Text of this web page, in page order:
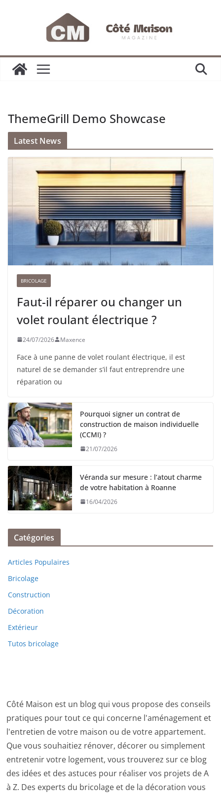
ThemeGrill Demo Showcase
Latest News
BRICOLAGE
Faut-il réparer ou changer un
volet roulant électrique ?
24/07/2026 Maxence
Face à une panne de volet roulant électrique, il est
naturel de se demander s’il faut entreprendre une
réparation ou
Pourquoi signer un contrat de
construction de maison individuelle
(CCMI) ?
21/07/2026
Véranda sur mesure : l’atout charme
de votre habitation à Roanne
16/04/2026
Catégories
Articles Populaires
Bricolage
Construction
Décoration
Extérieur
Tutos bricolage
Côté Maison est un blog qui vous propose des conseils
pratiques pour tout ce qui concerne l'aménagement et
l'entretien de votre maison ou de votre appartement.
Que vous souhaitiez rénover, décorer ou simplement
entretenir votre logement, vous trouverez sur ce blog
des idées et des astuces pour réaliser vos projets de A
à Z. Des experts du bricolage et de la décoration vous